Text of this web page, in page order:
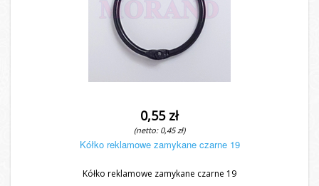
0,55 zł
(netto: 0,45 zł)
Kółko reklamowe zamykane czarne 19
Kółko reklamowe zamykane czarne 19